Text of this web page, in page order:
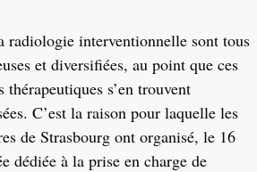
radiologie interventionnelle sont tous
et diversifiées, au point que ces
s’en trouvent
C’est la raison pour laquelle les
de Strasbourg ont organisé, le 16
dédiée à la prise en charge de